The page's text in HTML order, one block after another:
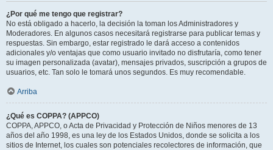
¿Por qué me tengo que registrar?
No está obligado a hacerlo, la decisión la toman los Administradores y
Moderadores. En algunos casos necesitará registrarse para publicar temas y
respuestas. Sin embargo, estar registrado le dará acceso a contenidos
adicionales y/o ventajas que como usuario invitado no disfrutaría, como tener
su imagen personalizada (avatar), mensajes privados, suscripción a grupos de
usuarios, etc. Tan solo le tomará unos segundos. Es muy recomendable.
Arriba
¿Qué es COPPA? (APPCO)
COPPA, APPCO, o Acta de Privacidad y Protección de Niños menores de 13
años del año 1998, es una ley de los Estados Unidos, donde se solicita a los
sitios de Internet, los cuales son potenciales recolectores de información, que